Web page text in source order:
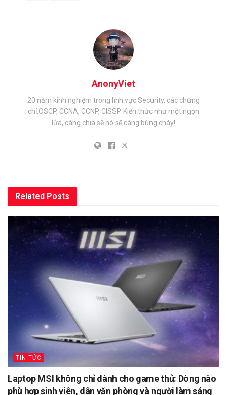
AnonyViet
20 năm kinh nghiệm trong lĩnh vực Security, các chứng
chỉ:OSCP, CCNA, CCNP, CISSP. Kiến thức như một ngọn
lửa, càng chia sẽ nó sẽ càng bùng cháy!
Related Posts
TIN TỨC
Laptop MSI không chỉ dành cho game thủ: Dòng nào
phù hợp sinh viên, dân văn phòng và người làm sáng